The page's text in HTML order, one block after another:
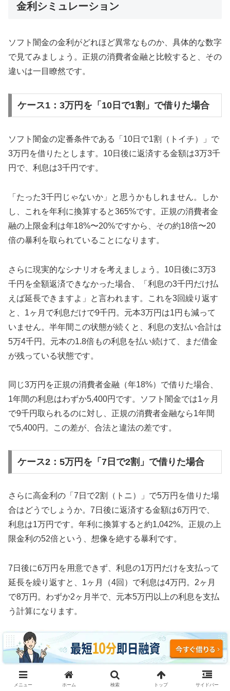
金利シミュレーション
ソフト闇金の金利がどれほど異常なものか、具体的な数字
で見てみましょう。正規の消費者金融と比較すると、その
違いは一目瞭然です。
ケース1：3万円を「10日で1割」で借りた場合
ソフト闇金の定番条件である「10日で1割（トイチ）」で
3万円を借りたとします。10日後に返済する金額は3万3千
円で、利息は3千円です。
「たった3千円じゃないか」と思うかもしれません。しか
し、これを年利に換算すると365%です。正規の消費者金
融の上限金利は年18%〜20%ですから、その約18倍〜20
倍の暴利を取られていることになります。
さらに現実的なシナリオを考えましょう。10日後に3万3
千円を全額返済できなかった場合、「利息の3千円だけ払
えば延長できますよ」と言われます。これを3回繰り返す
と、1ヶ月で利息だけで9千円。元本3万円は1円も減って
いません。半年間この状態が続くと、利息の支払い合計は
5万4千円。元本の1.8倍もの利息を払い続けて、まだ借金
が残っている状態です。
同じ3万円を正規の消費者金融（年18%）で借りた場合、
1年間の利息はわずか5,400円です。ソフト闇金では1ヶ月
で9千円取られるのに対し、正規の消費者金融なら1年間
で5,400円。この差が、合法と違法の差です。
ケース2：5万円を「7日で2割」で借りた場合
さらに高金利の「7日で2割（トニ）」で5万円を借りた場
合はどうでしょうか。7日後に返済する金額は6万円で、
利息は1万円です。年利に換算すると約1,042%。正規の上
限金利の52倍という、想像を絶する暴利です。
7日後に6万円を用意できず、利息の1万円だけを支払って
延長を繰り返すと、1ヶ月（4回）で利息は4万円。2ヶ月
で8万円。わずか2ヶ月半で、元本5万円以上の利息を支払
う計算になります。
3ヶ月続けた場合、利息の支払い総額は約12万円。元本5
万円の2.4倍の利息を取られ、それでも借金は減っていま
せん。これがソフト闇金の実態です。
メニュー ホーム 検索 トップ サイドバー